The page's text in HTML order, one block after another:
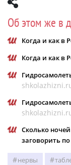
Об этом же в
Когда и как в
Когда и как в
Сколько
заговорить
нервы